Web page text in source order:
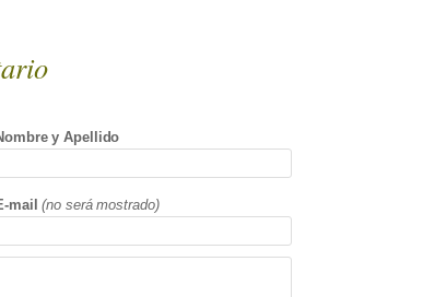
y Apellido
mail (no será mostrado)